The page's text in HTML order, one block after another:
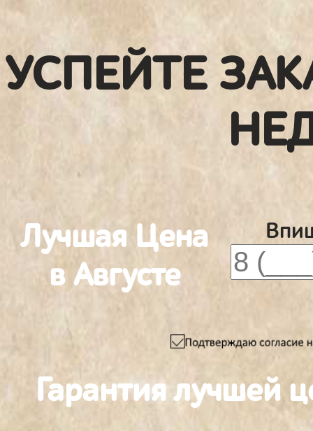
УСПЕЙТЕ
Лучшая Цена
в Августе
Гарантия лучшей